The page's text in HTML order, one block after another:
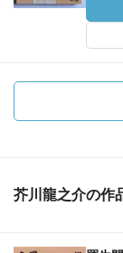
芥川龍之介の作